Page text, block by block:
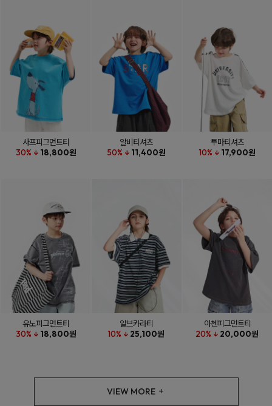
사프피그먼트티
30% ↓ 18,800원
알비티셔츠
50% ↓ 11,400원
투마티셔츠
10% ↓ 17,900원
유노피그먼트티
30% ↓ 18,800원
알브카라티
10% ↓ 25,100원
아첸피그먼트티
20% ↓ 20,000원
VIEW MORE